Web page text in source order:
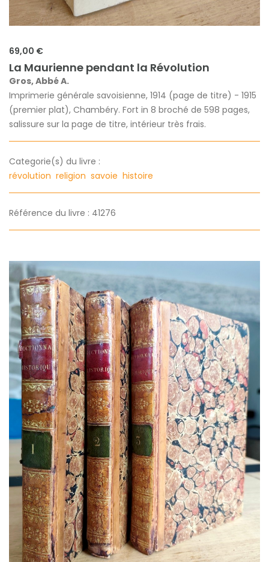
69,00 €
La Maurienne pendant la Révolution
Gros, Abbé A.
Imprimerie générale savoisienne, 1914 (page de titre) - 1915
(premier plat), Chambéry. Fort in 8 broché de 598 pages,
salissure sur la page de titre, intérieur très frais.
Categorie(s) du livre :
révolution religion savoie histoire
Référence du livre : 41276